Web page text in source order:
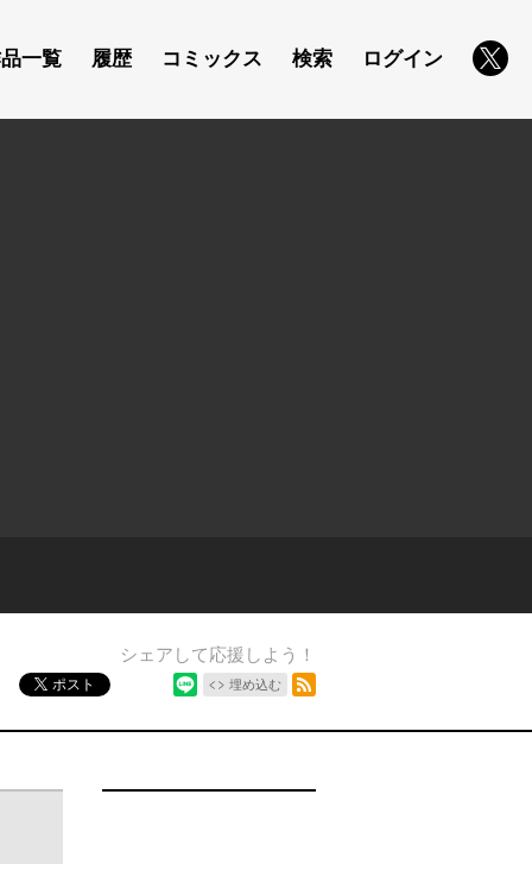
一覧 履歴 コミックス 検索 ログイン
シェアして応援しよう！
ポスト 埋め込む